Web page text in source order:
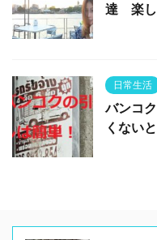
達 楽し
日常生活
バンコ
くない